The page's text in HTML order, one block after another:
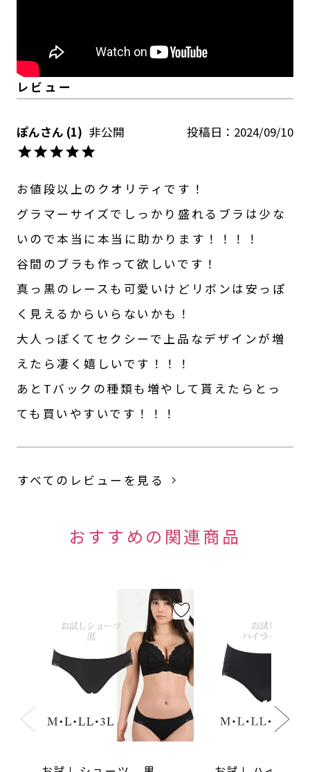
ぽん 1 非公開 投稿日 2024/09/10
お値段以上のクオリティです！
グラマーサイズでしっかり盛れるブラは少な
いので本当に本当に助かります！！！！
谷間のブラも作って欲しいです！
真っ黒のレースも可愛いけどリボンは安っぽ
く見えるからいらないかも！
大人っぽくてセクシーで上品なデザインが増
えたら凄く嬉しいです！！！
あとTバックの種類も増やして貰えたらとっ
すべてのレビューを見る